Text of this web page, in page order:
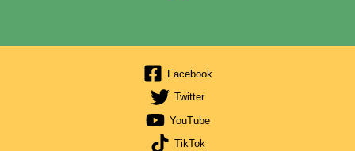
Facebook
Twitter
YouTube
TikTok